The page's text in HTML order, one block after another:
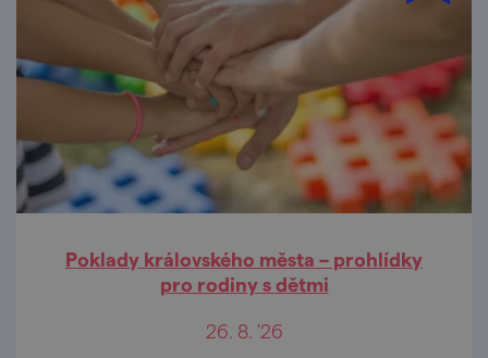
Poklady královského města – prohlídky
pro rodiny s dětmi
26. 8. '26